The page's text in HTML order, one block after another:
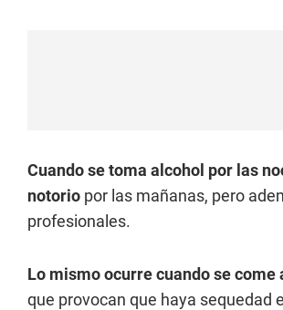
Cuando se toma alcohol por las
notorio por las mañanas, pero
profesionales.
Lo mismo ocurre cuando se
que provocan que haya sequedad